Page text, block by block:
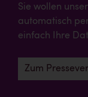
Sie wollen
automatisch
einfach Ihre
Zum